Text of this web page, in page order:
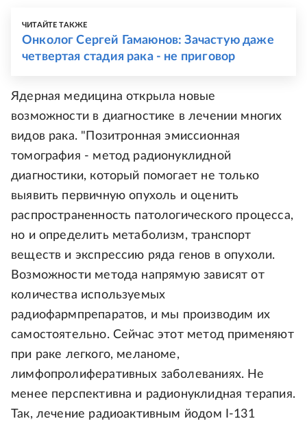
ЧИТАЙТЕ ТАКЖЕ
Онколог Сергей Гамаюнов: Зачастую даже
четвертая стадия рака - не приговор
Ядерная медицина открыла новые
возможности в диагностике в лечении многих
видов рака. "Позитронная эмиссионная
томография - метод радионуклидной
диагностики, который помогает не только
выявить первичную опухоль и оценить
распространенность патологического процесса,
но и определить метаболизм, транспорт
веществ и экспрессию ряда генов в опухоли.
Возможности метода напрямую зависят от
количества используемых
радиофармпрепаратов, и мы производим их
самостоятельно. Сейчас этот метод применяют
при раке легкого, меланоме,
лимфопролиферативных заболеваниях. Не
менее перспективна и радионуклидная терапия.
Так, лечение радиоактивным йодом I-131